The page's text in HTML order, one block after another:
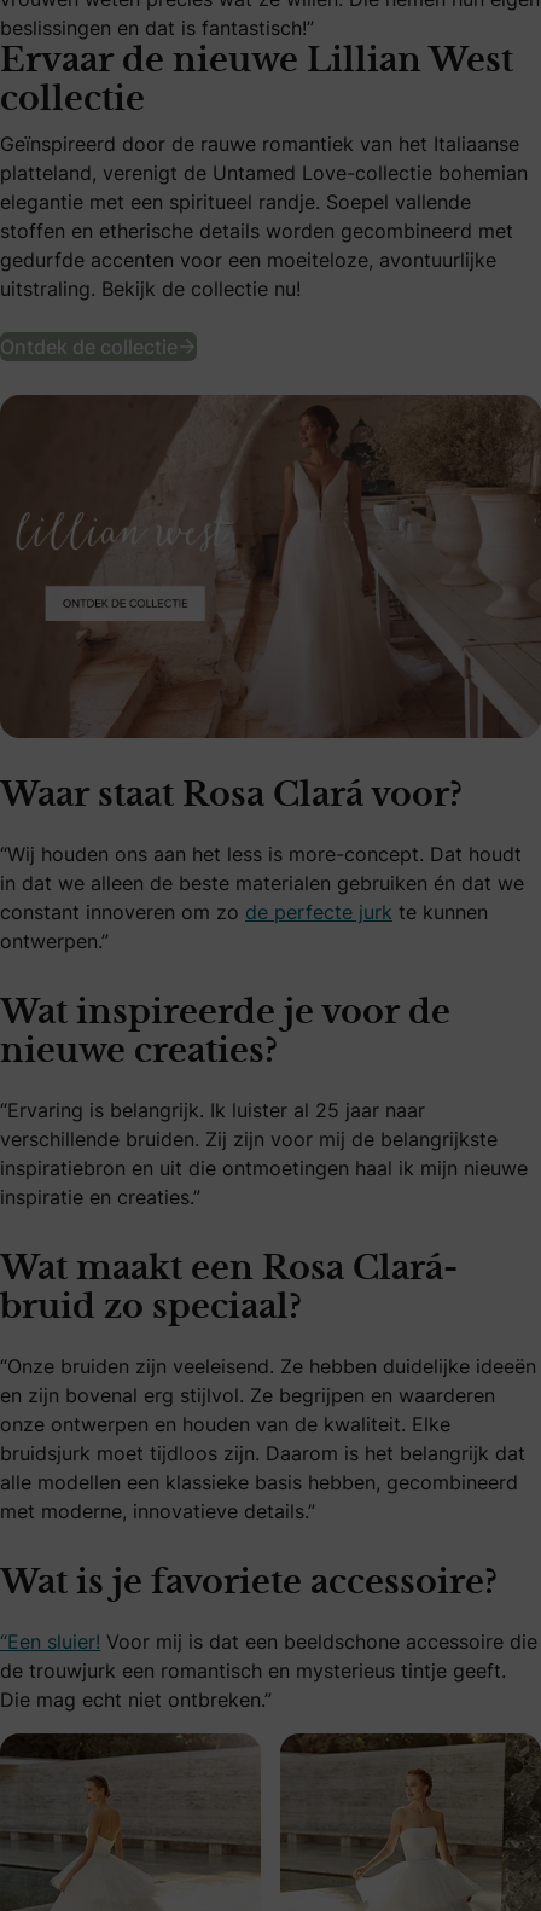
beslissingen en dat is fantastisch!”
Ervaar de nieuwe Lillian West
collectie
Geïnspireerd door de rauwe romantiek van het Italiaanse
platteland, verenigt de Untamed Love-collectie bohemian
elegantie met een spiritueel randje. Soepel vallende
stoffen en etherische details worden gecombineerd met
gedurfde accenten voor een moeiteloze, avontuurlijke
uitstraling. Bekijk de collectie nu!
Ontdek de collectie Ervaar de nieuwe Lillian West
Waar staat Rosa Clará voor?
“Wij houden ons aan het less is more-concept. Dat houdt
in dat we alleen de beste materialen gebruiken én dat we
constant innoveren om zo de perfecte jurk te kunnen
ontwerpen.”
Wat inspireerde je voor de
nieuwe creaties?
“Ervaring is belangrijk. Ik luister al 25 jaar naar
verschillende bruiden. Zij zijn voor mij de belangrijkste
inspiratiebron en uit die ontmoetingen haal ik mijn nieuwe
inspiratie en creaties.”
Wat maakt een Rosa Clará-
bruid zo speciaal?
“Onze bruiden zijn veeleisend. Ze hebben duidelijke ideeën
en zijn bovenal erg stijlvol. Ze begrijpen en waarderen
onze ontwerpen en houden van de kwaliteit. Elke
bruidsjurk moet tijdloos zijn. Daarom is het belangrijk dat
alle modellen een klassieke basis hebben, gecombineerd
met moderne, innovatieve details.”
Wat is je favoriete accessoire?
“Een sluier! Voor mij is dat een beeldschone accessoire die
de trouwjurk een romantisch en mysterieus tintje geeft.
Die mag echt niet ontbreken.”